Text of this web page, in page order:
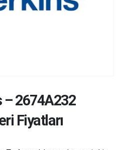
–2674A232
Fiyatları